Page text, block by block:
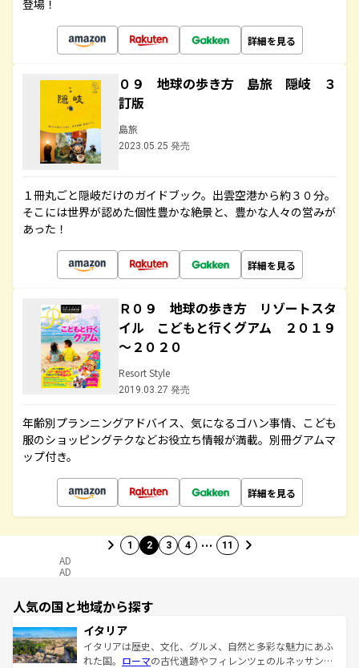
登場！
詳細を見る
０９ 地球の歩き方 島旅 隠岐 ３
訂版
島旅
2023.05.25 発売
１冊丸ごと隠岐だけのガイドブック。出雲空港から約３０分。
そこには世界が認めた個性豊かな絶景と、豊かな人々の営みが
あった！
詳細を見る
Ｒ０９ 地球の歩き方 リゾートスタ
イル こどもと行くグアム ２０１９
～２０２０
Resort Style
2019.03.27 発売
年齢別プランニングアドバイス、気になるゴハン事情、こども
服のショッピングテクなどお役立ち情報が満載。別冊グアムマ
ップ付き。
詳細を見る
1 2 3 4 … 11
AD
AD
人気の国と地域から探す
イタリア
イタリアは歴史、文化、グルメ、自然と多彩な魅力にあふ
れた国。 ローマの古代遺跡やフィレンツェのルネッサンス